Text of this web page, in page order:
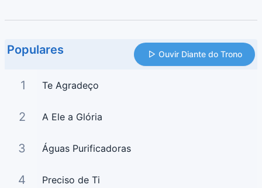
Populares Ouvir Diante do Trono
1 Te Agradeço
2 A Ele a Glória
3 Águas Purificadoras
4 Preciso de Ti